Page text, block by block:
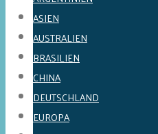
ASIEN
AUSTRALIEN
BRASILIEN
CHINA
DEUTSCHLAND
EUROPA